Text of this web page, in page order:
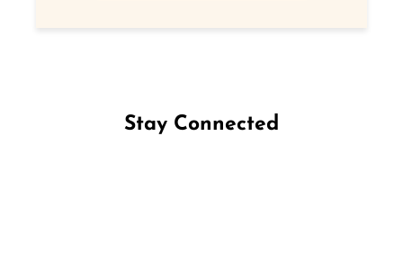
Stay Connected